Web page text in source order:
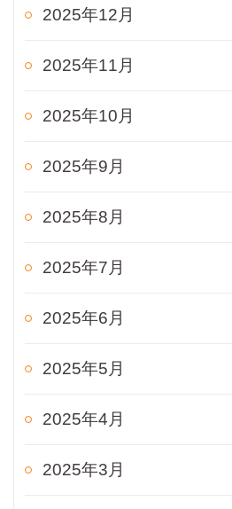
2025年12月
2025年11月
2025年10月
2025年9月
2025年8月
2025年7月
2025年6月
2025年5月
2025年4月
2025年3月